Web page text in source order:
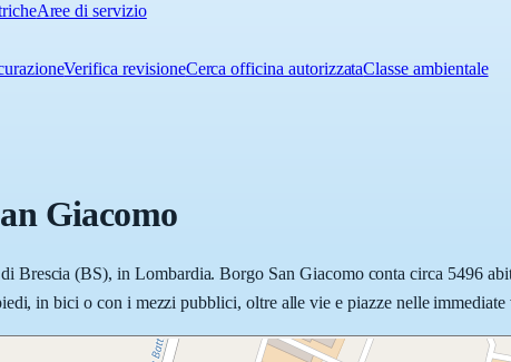
Aree di servizio
Verifica revisioneCerca officina autorizzataClasse ambientale
Giacomo
(BS), in Lombardia. Borgo San Giacomo conta circa 5496
in bici o con i mezzi pubblici, oltre alle vie e piazze nelle immediate